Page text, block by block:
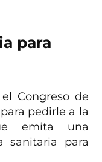
para
Congreso de
pedirle a la
emita una
sanitaria para